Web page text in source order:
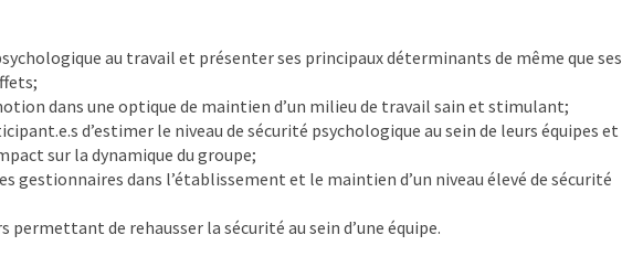
au travail et présenter ses principaux déterminants de même que ses
dans une optique de maintien d’un milieu de travail sain et stimulant;
d’estimer le niveau de sécurité psychologique au sein de leurs équipes et
sur la dynamique du groupe;
gestionnaires dans l’établissement et le maintien d’un niveau élevé de sécurité
permettant de rehausser la sécurité au sein d’une équipe.